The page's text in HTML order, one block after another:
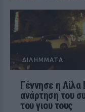
ΔΙΛΉΜΜΑΤΑ
Γέννησε η
ανάρτηση του
του γιου τους